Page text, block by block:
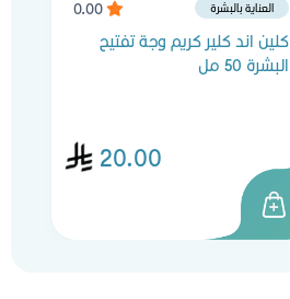
العناية بالبشرة
كلين اند كلير كريم وجة تفتيح
البشرة 50 مل
20.00